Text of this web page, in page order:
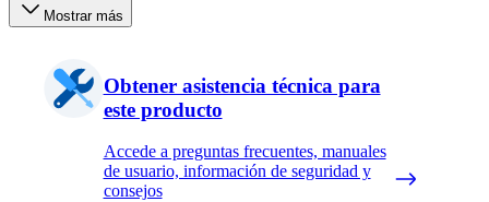
Mostrar más
Obtener asistencia técnica para
este producto
Accede a preguntas frecuentes, manuales
de usuario, información de seguridad y
consejos